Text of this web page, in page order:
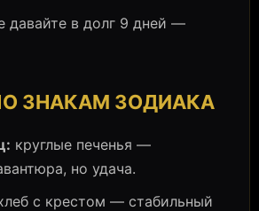
давайте в долг 9 дней —
ЗНАКАМ ЗОДИАКА
круглые печенья —
но удача.
с крестом — стабильный